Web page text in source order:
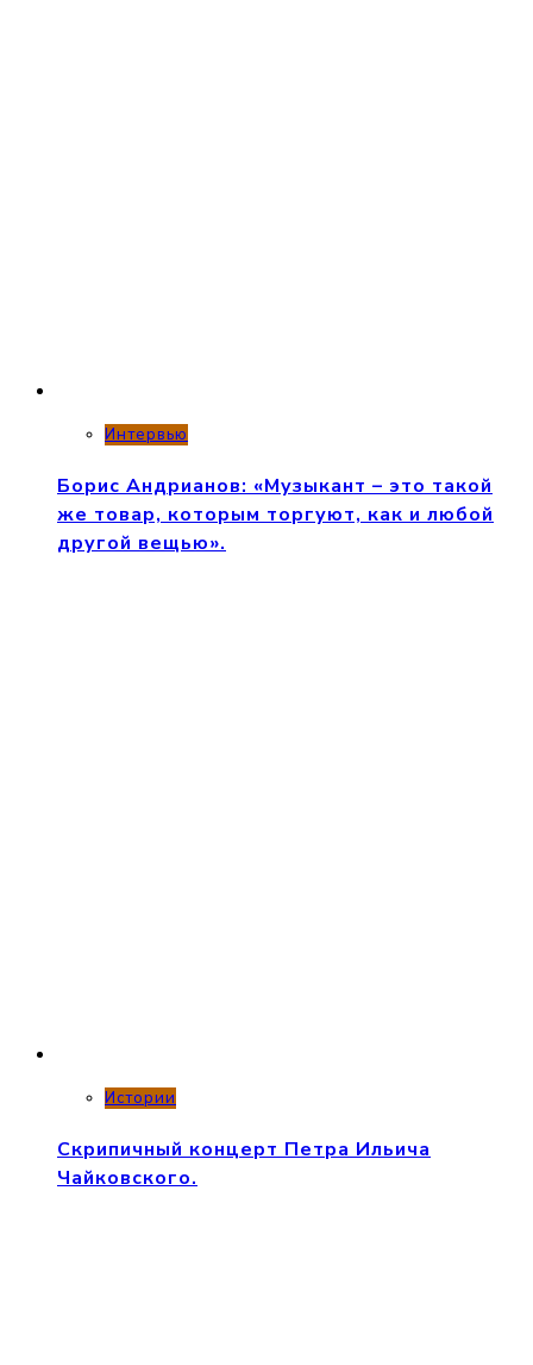
Интервью
Борис Андрианов: «Музыкант – это такой
же товар, которым торгуют, как и любой
другой вещью».
Истории
Скрипичный концерт Петра Ильича
Чайковского.